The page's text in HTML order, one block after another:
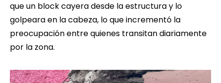
que un block cayera desde la estructura y lo
golpeara en la cabeza, lo que incrementó la
preocupación entre quienes transitan diariamente
por la zona.